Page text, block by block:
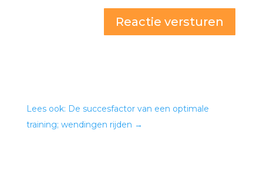
Reactie versturen
Lees ook: De succesfactor van een optimale
training; wendingen rijden →